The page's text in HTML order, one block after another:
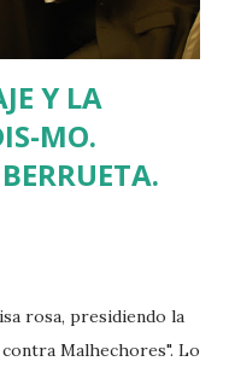
Y LA
MO.
rosa, presidiendo la
Malhechores". Lo